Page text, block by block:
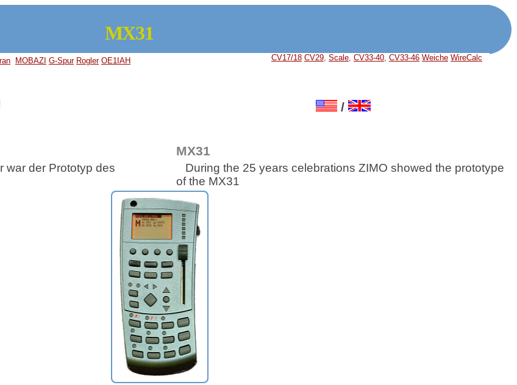
MX31
MOBAZI G-Spur Rogler OE1IAH CV17/18 CV29, Scale, CV33-40, CV33-46 Weiche WireCalc
/
MX31
war der Prototyp des
During the 25 years celebrations ZIMO showed the prototype
of the MX31